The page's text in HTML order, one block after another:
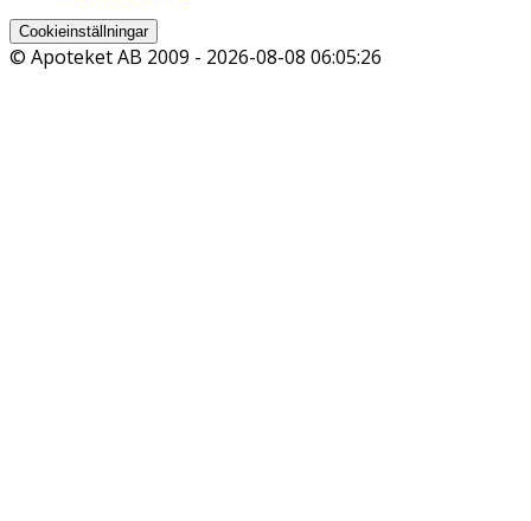
Cookieinställningar
© Apoteket AB 2009 - 2026-08-08 06:05:26